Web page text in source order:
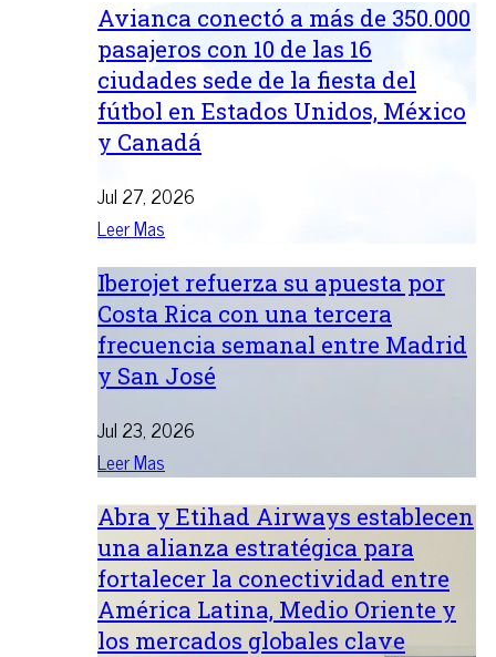
Avianca conectó a más de 350.000
pasajeros con 10 de las 16
ciudades sede de la fiesta del
fútbol en Estados Unidos, México
y Canadá
Jul 27, 2026
Leer Mas
Iberojet refuerza su apuesta por
Costa Rica con una tercera
frecuencia semanal entre Madrid
y San José
Jul 23, 2026
Leer Mas
Abra y Etihad Airways establecen
una alianza estratégica para
fortalecer la conectividad entre
América Latina, Medio Oriente y
los mercados globales clave